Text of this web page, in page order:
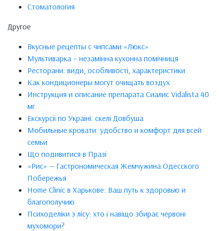
Стоматология
Другое
Вкусные рецепты с чипсами «Люкс»
Мультиварка – незамінна кухонна помічниця
Ресторани: види, особливості, характеристики
Как кондиционеры могут очищать воздух
Инструкция и описание препарата Сиалис Vidalista 40
мг
Екскурсії по Україні: скелі Довбуша
Мобильные кровати: удобство и комфорт для всей
семьи
Що подивитися в Празі
«Рис» — Гастрономическая Жемчужина Одесского
Побережья
Home Clinic в Харькове: Ваш путь к здоровью и
благополучию
Психоделіки з лісу: хто і навіщо збирає червоні
мухомори?